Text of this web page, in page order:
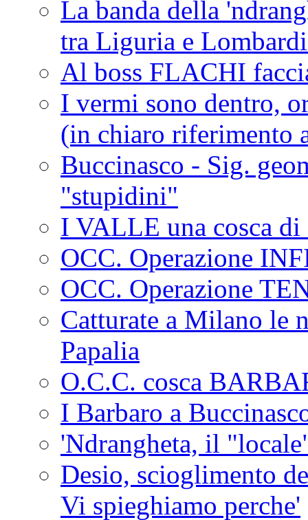
La banda della
tra Liguria e
Al boss FLACHI
I vermi sono dentro,
(in chiaro riferimento
Buccinasco - Sig.
"stupidini"
I VALLE una cosca
OCC. Operazione
OCC. Operazione
Catturate a Milano le
Papalia
O.C.C. cosca
I Barbaro a
'Ndrangheta, il
Desio, scioglimento
Vi spieghiamo perche'